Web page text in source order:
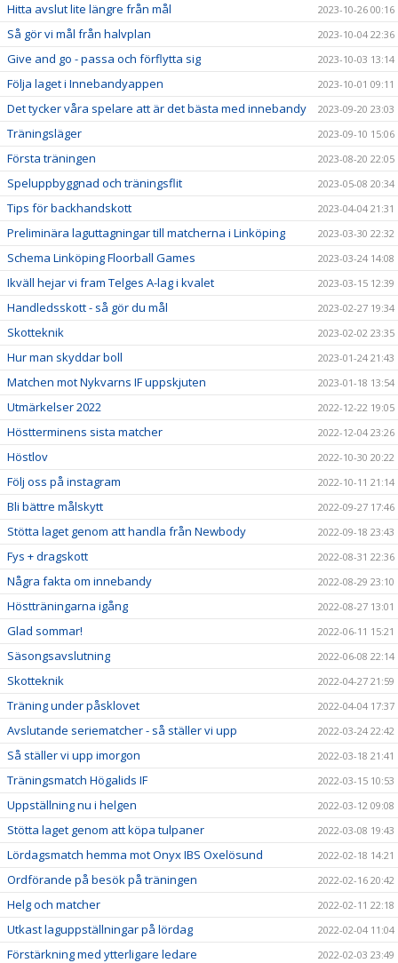
Hitta avslut lite längre från mål 2023-10-26 00:16
Så gör vi mål från halvplan 2023-10-04 22:36
Give and go - passa och förflytta sig 2023-10-03 13:14
Följa laget i Innebandyappen 2023-10-01 09:11
Det tycker våra spelare att är det bästa med innebandy 2023-09-20 23:03
Träningsläger 2023-09-10 15:06
Första träningen 2023-08-20 22:05
Speluppbyggnad och träningsflit 2023-05-08 20:34
Tips för backhandskott 2023-04-04 21:31
Preliminära laguttagningar till matcherna i Linköping 2023-03-30 22:32
Schema Linköping Floorball Games 2023-03-24 14:08
Ikväll hejar vi fram Telges A-lag i kvalet 2023-03-15 12:39
Handledsskott - så gör du mål 2023-02-27 19:34
Skotteknik 2023-02-02 23:35
Hur man skyddar boll 2023-01-24 21:43
Matchen mot Nykvarns IF uppskjuten 2023-01-18 13:54
Utmärkelser 2022 2022-12-22 19:05
Höstterminens sista matcher 2022-12-04 23:26
Höstlov 2022-10-30 20:22
Följ oss på instagram 2022-10-11 21:14
Bli bättre målskytt 2022-09-27 17:46
Stötta laget genom att handla från Newbody 2022-09-18 23:43
Fys + dragskott 2022-08-31 22:36
Några fakta om innebandy 2022-08-29 23:10
Höstträningarna igång 2022-08-27 13:01
Glad sommar! 2022-06-11 15:21
Säsongsavslutning 2022-06-08 22:14
Skotteknik 2022-04-27 21:59
Träning under påsklovet 2022-04-04 17:37
Avslutande seriematcher - så ställer vi upp 2022-03-24 22:42
Så ställer vi upp imorgon 2022-03-18 21:41
Träningsmatch Högalids IF 2022-03-15 10:53
Uppställning nu i helgen 2022-03-12 09:08
Stötta laget genom att köpa tulpaner 2022-03-08 19:43
Lördagsmatch hemma mot Onyx IBS Oxelösund 2022-02-18 14:21
Ordförande på besök på träningen 2022-02-16 20:42
Helg och matcher 2022-02-11 22:18
Utkast laguppställningar på lördag 2022-02-04 11:04
Förstärkning med ytterligare ledare 2022-02-03 23:49